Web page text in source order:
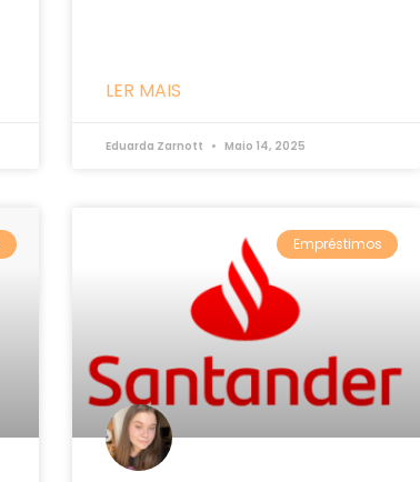
LER MAIS
Eduarda Zarnott Maio 14, 2025
Empréstimos